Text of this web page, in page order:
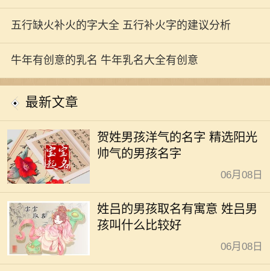
五行缺火补火的字大全 五行补火字的建议分析
牛年有创意的乳名 牛年乳名大全有创意
最新文章
贺姓男孩洋气的名字 精选阳光
帅气的男孩名字
06月08日
姓吕的男孩取名有寓意 姓吕男
孩叫什么比较好
06月08日